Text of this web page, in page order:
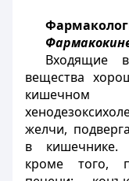
Входящие
вещества
желчи,
в кишечнике.
кроме того,